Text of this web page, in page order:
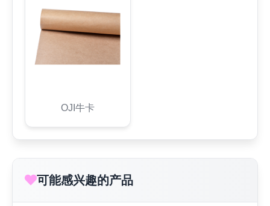
OJI牛卡
可能感兴趣的产品